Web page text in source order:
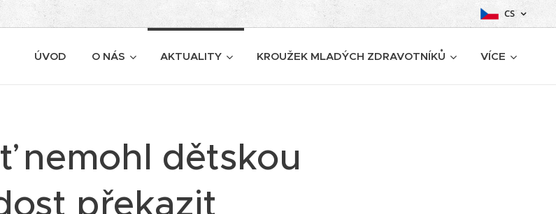
CS
ÚVOD O NÁS AKTUALITY KROUŽEK MLADÝCH ZDRAVOTNÍKŮ VÍCE
nemohl dětskou
překazit